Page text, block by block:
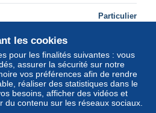
Particulier
les cookies
pour les finalités suivantes : vous
assurer la sécurité sur notre
vos préférences afin de rendre
réaliser des statistiques dans le
besoins, afficher des vidéos et
contenu sur les réseaux sociaux.